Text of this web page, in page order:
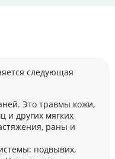
следующая
Это травмы кожи,
и других мягких
раны и
подвывих,